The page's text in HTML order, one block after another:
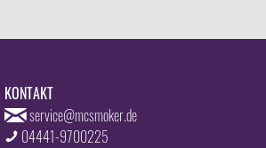
KONTAKT
service@mcsmoker.de
04441-9700225